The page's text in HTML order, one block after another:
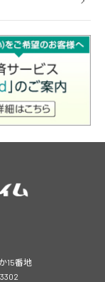
15番地